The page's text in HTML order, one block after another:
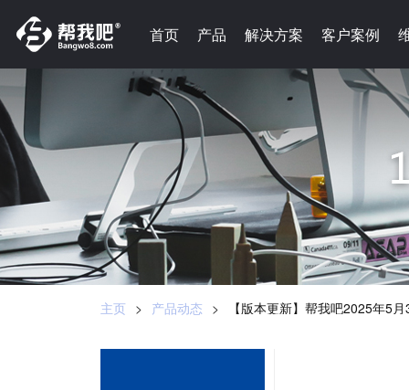
首页 产品 解决方案 客户案例
首页 产品 解决方案 客户案例
主页 > 产品动态 > 【版本更新】帮我吧2025年5